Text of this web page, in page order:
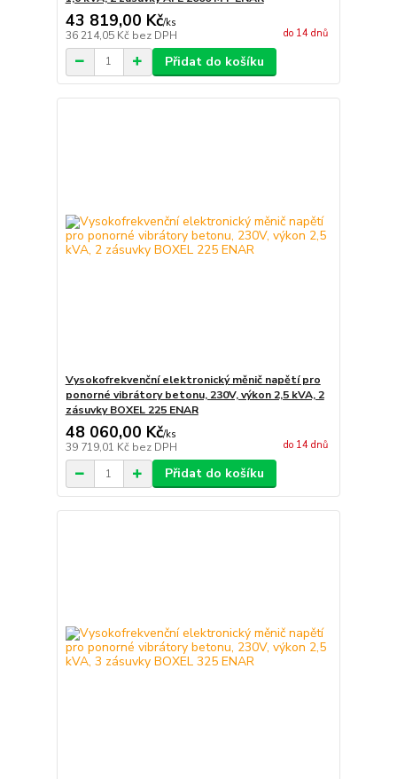
43 819,00 Kč/ks
36 214,05 Kč bez DPH do 14 dnů
Přidat do košíku
Vysokofrekvenční elektronický měnič napětí pro
ponorné vibrátory betonu, 230V, výkon 2,5 kVA, 2
zásuvky BOXEL 225 ENAR
48 060,00 Kč/ks
39 719,01 Kč bez DPH do 14 dnů
Přidat do košíku